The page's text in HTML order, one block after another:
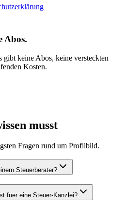
Abos.
gibt keine Abos, keine versteckten
Kosten.
musst
Fragen rund um Profilbild.
Steuerberater?
fuer eine Steuer-Kanzlei?